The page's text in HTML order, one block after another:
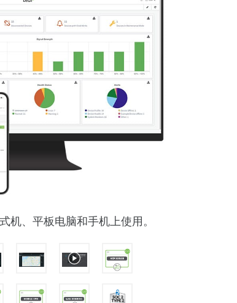
作用。您可以快速将任意数量的设
或组的配置，并在组中管理这些
行补救，从而为设备安全提供额外
任务管理和更新一个或多个设备
和固件更新。设置任务以检查整
工干预的乏味任务或在整个网络中
以及其他传感器读数变化情况。您
计划在设备未按计划唤醒时向
点对点连接，支持用户通过浏览器
设施转发会话）不同，Remote
程操作。
功能。通过将部分数据处理转移
以使用 Python 对所需的边缘功能
，支持企业部署联网设备网络的
设备安全、设备身份和数据隐私
机、平板电脑和手机上使用。